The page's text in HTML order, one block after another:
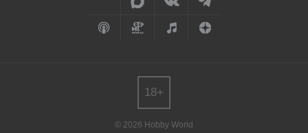
© 2026 Hobby World
18+